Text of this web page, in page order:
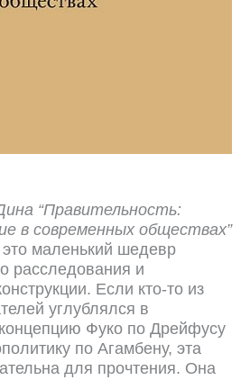
“Правительность:
в современных обществах”
маленький шедевр
расследования и
Если кто-то из
углублялся в
Фуко по Дрейфусу
по Агамбену, эта
для прочтения. Она